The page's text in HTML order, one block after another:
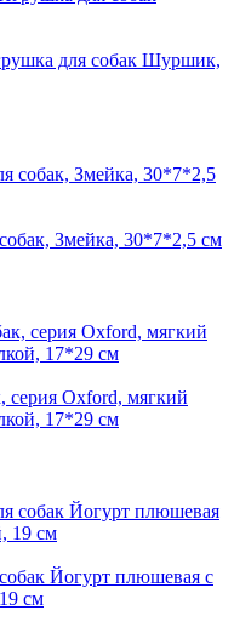
для собак Шуршик,
Змейка, 30*7*2,5 см
серия Oxford, мягкий
17*29 см
Йогурт плюшевая с
см